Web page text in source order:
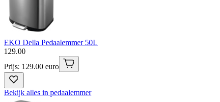
EKO Della Pedaalemmer 50L
129.00
Prijs: 129.00 euro
Bekijk alles in pedaalemmer